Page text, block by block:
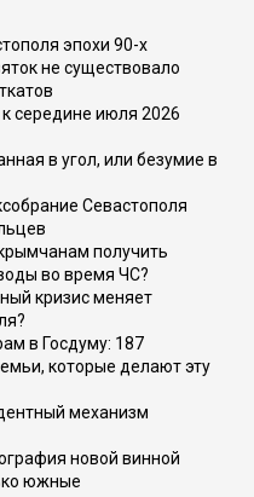
эпохи 90-х
не существовало
середине июля 2026
в угол, или безумие в
Севастополя
получить
во время ЧС?
кризис меняет
в Госдуму: 187
которые делают эту
механизм
новой винной
южные